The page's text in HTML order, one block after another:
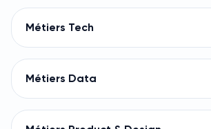
Métiers Tech
Métiers Data